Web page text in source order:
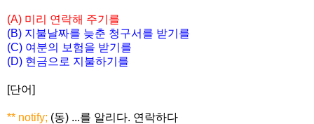
(A) 미리 연락해 주기를
(B) 지불날짜를 늦춘 청구서를 받기를
(C) 여분의 보험을 받기를
(D) 현금으로 지불하기를
[단어]
** notify; (동) ...를 알리다. 연락하다